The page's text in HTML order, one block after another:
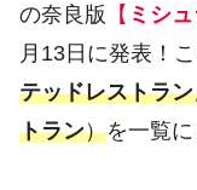
の奈良版 【 ミシ
月13日に発表！
テッドレストラン
トラン）を一覧に